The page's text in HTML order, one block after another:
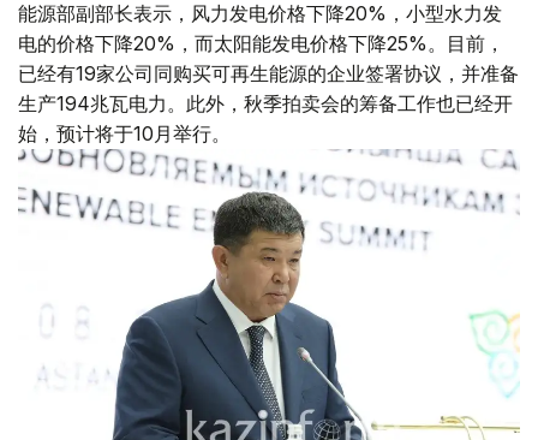
能源部副部长表示，风力发电价格下降20%，小型水力发
电的价格下降20%，而太阳能发电价格下降25%。目前，
已经有19家公司同购买可再生能源的企业签署协议，并准备
生产194兆瓦电力。此外，秋季拍卖会的筹备工作也已经开
始，预计将于10月举行。